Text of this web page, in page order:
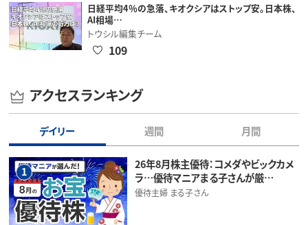
日経平均4％の急落、キオクシアはストップ安。日本株、
AI相場…
トウシル編集チーム
109
アクセスランキング
デイリー 週間 月間
1
26年8月株主優待：コメダやビックカメ
ラ…優待マニアまる子さんが厳…
優待主婦 まる子さん